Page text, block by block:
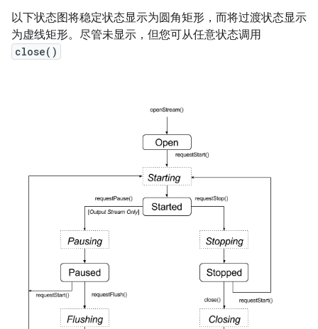
以下状态图将稳定状态显示为圆角矩形，而将过渡状态显示
为虚线矩形。尽管未显示，但您可从任意状态调用
close()